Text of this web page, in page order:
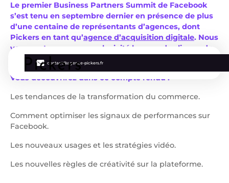
contact@agence-pickers.fr
Le premier Business Partners Summit de Facebook
s’est tenu en septembre dernier en présence de plus
d’une centaine de représentants d’agences, dont
Pickers en tant qu’agence d’acquisition digitale. Nous
vous partageons en exclusivité les grandes lignes de
cette conférence inédite.
Vous découvrirez dans ce compte rendu :
Les tendances de la transformation du commerce.
Comment optimiser les signaux de performances sur
Facebook.
Les nouveaux usages et les stratégies vidéo.
Les nouvelles règles de créativité sur la plateforme.